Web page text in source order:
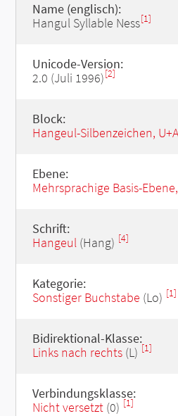
Name (englisch):
Hangul Syllable Ness[1]
Unicode-Version:
2.0 (Juli 1996)[2]
Block:
Hangeul-Silbenzeichen,
Ebene:
Mehrsprachige Basis-
Schrift:
Hangeul(Hang) [4]
Kategorie:
Sonstiger Buchstabe (Lo) [1]
Bidirektional-Klasse:
Links nach rechts(L) [1]
Verbindungsklasse:
Nicht versetzt(0) [1]